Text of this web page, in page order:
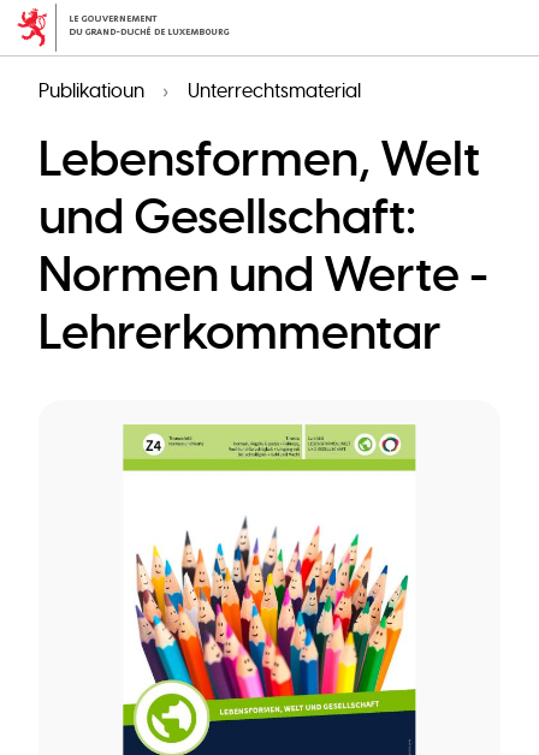
Skip
contentPublikatioun Unterrechtsmaterial
Lebensformen, Welt
und Gesellschaft:
Normen und Werte -
Lehrerkommentar